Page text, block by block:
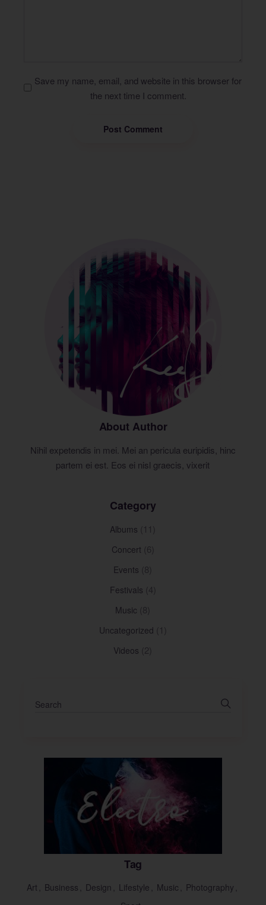
Save my name, email, and website in this browser for
the next time I comment.
Post Comment
About Author
Nihil expetendis in mei. Mei an pericula euripidis, hinc
partem ei est. Eos ei nisl graecis, vixerit
Category
Albums (11)
Concert (6)
Events (8)
Festivals (4)
Music (8)
Uncategorized (1)
Videos (2)
Tag
Art Business Design Lifestyle Music
Photography